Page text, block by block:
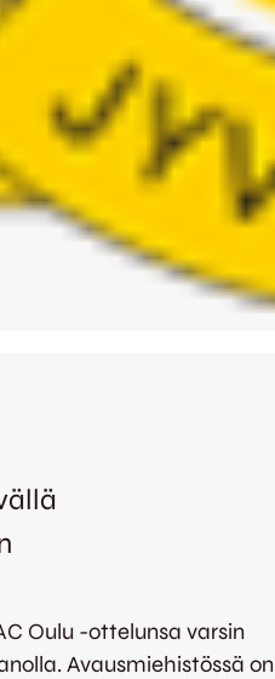
Oulu -ottelunsa varsin
Avausmiehistössä on